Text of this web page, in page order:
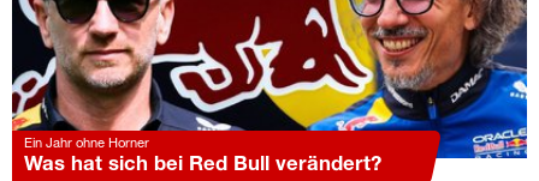
Ein Jahr ohne Horner
Was hat sich bei Red Bull verändert?